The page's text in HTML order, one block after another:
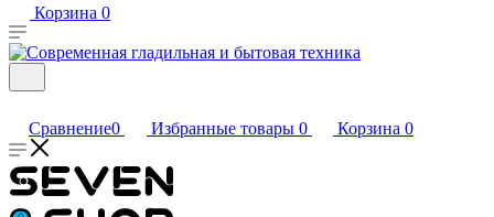
Корзина 0
Сравнение0 Избранные товары 0 Корзина 0